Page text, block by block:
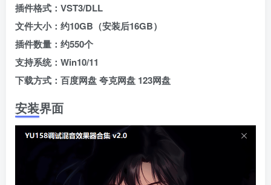
插件格式：VST3/DLL
文件大小： 约10GB（安装后16GB）
插件数量：约550个
支持系统：Win10/11
下载方式：百度网盘 夸克网盘 123网盘
安装界面